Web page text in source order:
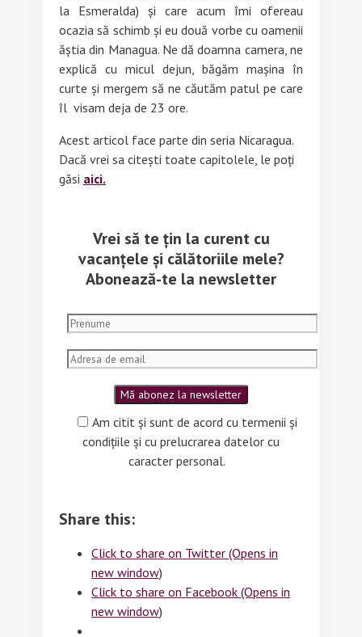
la Esmeralda) și care acum îmi ofereau
ocazia să schimb și eu două vorbe cu oamenii
ăștia din Managua. Ne dă doamna camera, ne
explică cu micul dejun, băgăm mașina în
curte și mergem să ne căutăm patul pe care
îl visam deja de 23 ore.
Acest articol face parte din seria Nicaragua.
Dacă vrei sa citești toate capitolele, le poți
găsi aici.
Vrei să te țin la curent cu
vacanțele și călătoriile mele?
Abonează-te la newsletter
Am citit și sunt de acord cu termenii și
condițiile și cu prelucrarea datelor cu
caracter personal.
Share this:
Click to share on Twitter (Opens in
new window)
Click to share on Facebook (Opens in
new window)